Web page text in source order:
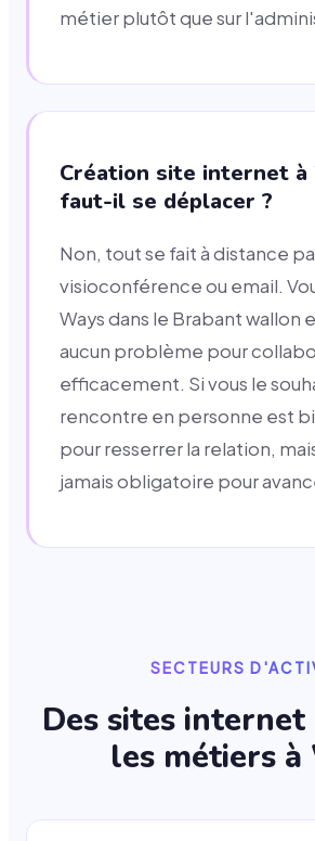
métier plutôt que sur
Création site internet à
faut-il se déplacer ?
Non, tout se fait à distance
visioconférence ou email.
Ways dans le Brabant wallon
aucun problème pour
efficacement. Si vous le
rencontre en personne est
pour resserrer la relation,
jamais obligatoire pour
SECTEURS
Des sites
les métiers à